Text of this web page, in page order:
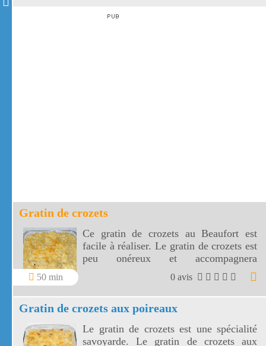
Gratin de crozets
50 min
Ce gratin de crozets au Beaufort est
facile à réaliser. Le gratin de crozets est
peu onéreux et accompagnera
divinement quelques Diots, petites
saucisses savoyardes!
0 avis
Gratin de crozets aux poireaux
Le gratin de crozets est une spécialité
savoyarde. Le gratin de crozets aux